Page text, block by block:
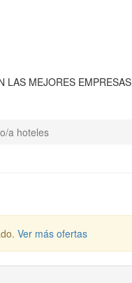
LAS MEJORES EMPRESAS
a hoteles
Ver más ofertas